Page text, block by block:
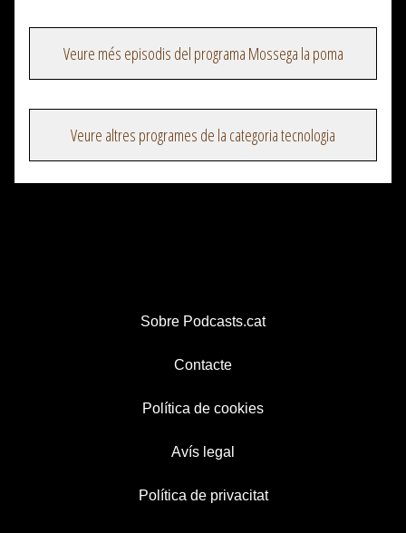
Veure més episodis del programa Mossega la poma
Veure altres programes de la categoria tecnologia
Sobre Podcasts.cat
Contacte
Política de cookies
Avís legal
Política de privacitat